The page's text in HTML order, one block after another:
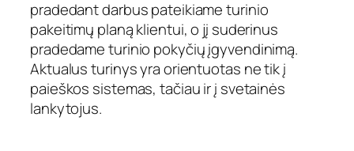
pradedant darbus pateikiame turinio
pakeitimų planą klientui, o jį suderinus
pradedame turinio pokyčių įgyvendinimą.
Aktualus turinys yra orientuotas ne tik į
paieškos sistemas, tačiau ir į svetainės
lankytojus.